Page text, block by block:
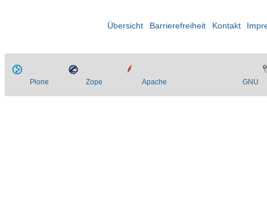
Übersicht Barrierefreiheit Kontakt
Plone Zope Apache GNU